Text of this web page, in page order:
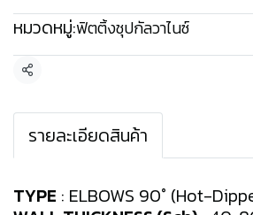
หมวดหมู่:ฟิตติ้งชุปกัลวาไนซ์
แชร์
รายละเอียดสินค้า
TYPE : ELBOWS 90° (Hot-